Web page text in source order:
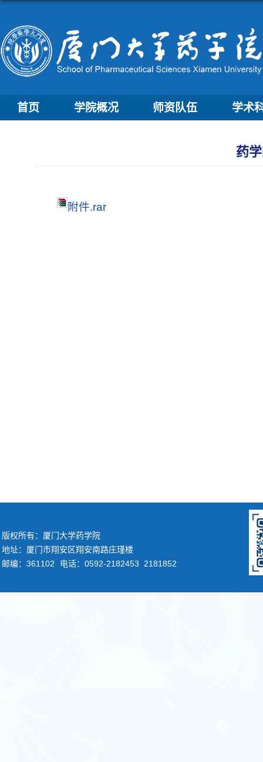
首页 学院概况 师资队伍 学术
药
附件.rar
版权所有：厦门大学药学院
地址：厦门市翔安区翔安南路庄瑾楼
邮编：361102
电话：0592-2182453 2181852